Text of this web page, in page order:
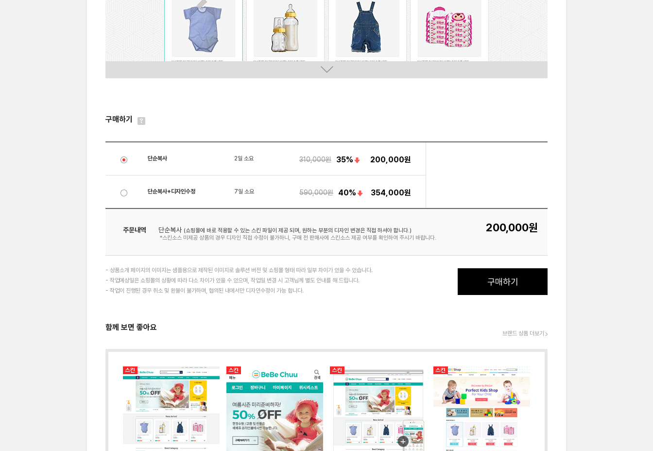
구매하기
단순복사 2일 소요 310,000원 35% 200,000원
단순복사+디자인수정 7일 소요 590,000원 40% 354,000원
주문내역 단순복사 (쇼핑몰에 바로 적용할 수 있는 스킨 파일이 제공 되며, 원하는 부분의 디자인 변경은 직접 하셔야 합니다.)
*스킨소스 미제공 상품의 경우 디자인 직접 수정이 불가하니, 구매 전 판매사에 스킨소스 제공 여부를 확인하여 주시기 바랍니다.
200,000원
- 상품소개 페이지의 이미지는 샘플용으로 제작된 이미지로 솔루션 버전 및 쇼핑몰 형태 따라 일부 차이가 있을 수 있습니다.
- 작업예상일은 쇼핑몰의 상황에 따라 다소 차이가 있을 수 있으며, 작업일 변경 시 고객님께 별도 안내를 해 드립니다.
- 작업이 진행된 경우 취소 및 환불이 불가하며, 협의된 내에서만 디자인수정이 가능 합니다.
구매하기
함께 보면 좋아요
브랜드 상품 더보기